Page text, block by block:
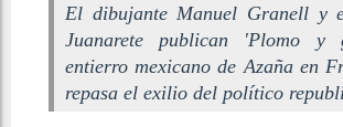
El dibujante Manuel Granell y
Juanarete publican 'Plomo y
entierro mexicano de Azaña en
repasa el exilio del político